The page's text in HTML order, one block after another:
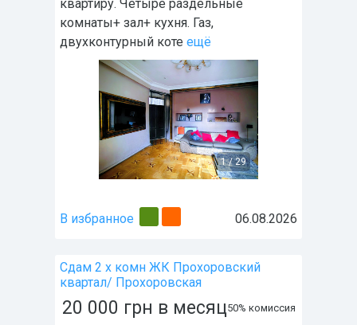
квартиру. Четыре раздельные
комнаты+ зал+ кухня. Газ,
двухконтурный коте ещё
1/29
В избранное 06.08.2026
Сдам 2 х комн ЖК Прохоровский
квартал/ Прохоровская
20 000 грн в месяц50% комиссия